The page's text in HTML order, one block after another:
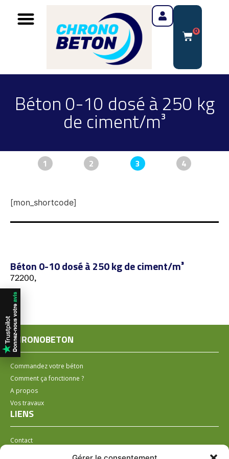
0
Béton 0-10 dosé à 250 kg
de ciment/m³
1 2 3 4
[mon_shortcode]
Béton 0-10 dosé à 250 kg de ciment/m³
72200,
CHRONOBETON
Commandez votre béton
Comment ça fonctionne ?
A propos
Vos travaux
LIENS
Contact